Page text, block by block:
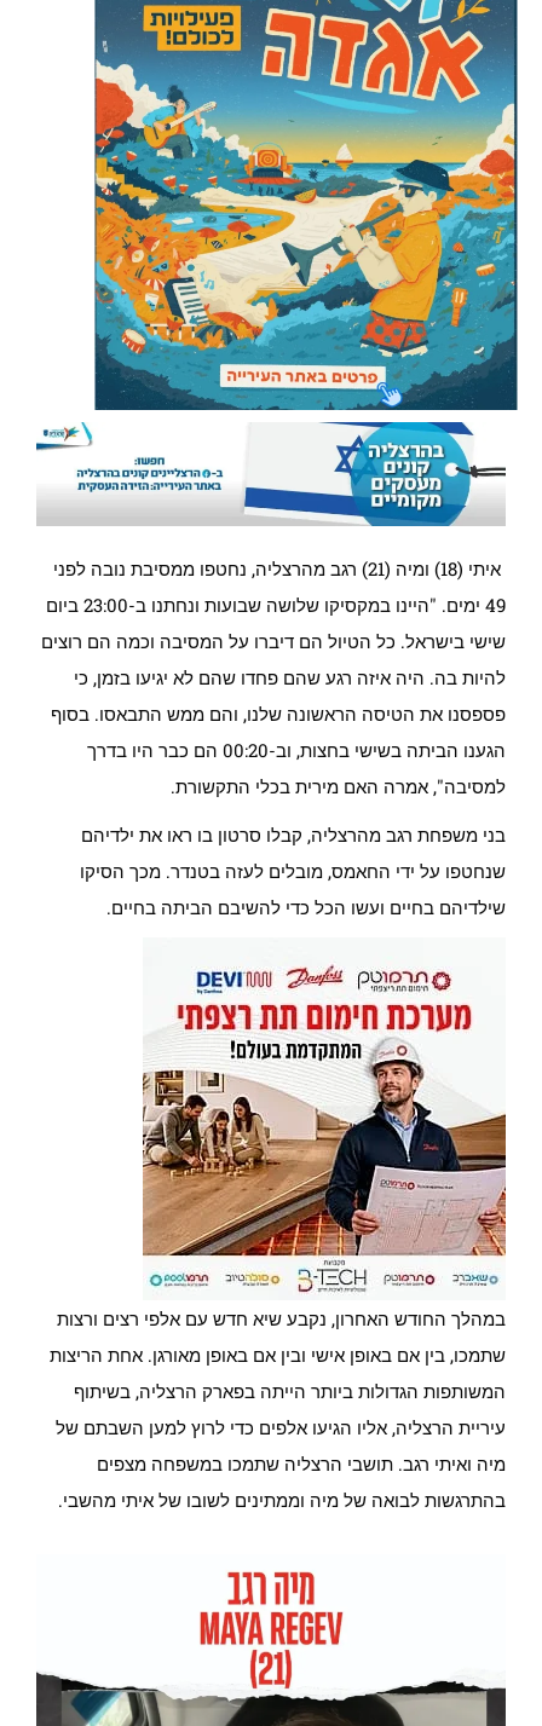
איתי (18) ומיה (21) רגב מהרצליה, נחטפו ממסיבת נובה לפני
49 ימים. "היינו במקסיקו שלושה שבועות ונחתנו ב-23:00 ביום
שישי בישראל. כל הטיול הם דיברו על המסיבה וכמה הם רוצים
להיות בה. היה איזה רגע שהם פחדו שהם לא יגיעו בזמן, כי
פספסנו את הטיסה הראשונה שלנו, והם ממש התבאסו. בסוף
הגענו הביתה בשישי בחצות, וב-00:20 הם כבר היו בדרך
למסיבה", אמרה האם מירית בכלי התקשורת.
בני משפחת רגב מהרצליה, קבלו סרטון בו ראו את ילדיהם
שנחטפו על ידי החאמס, מובלים לעזה בטנדר. מכך הסיקו
שילדיהם בחיים ועשו הכל כדי להשיבם הביתה בחיים.
במהלך החודש האחרון, נקבע שיא חדש עם אלפי רצים ורצות
שתמכו, בין אם באופן אישי ובין אם באופן מאורגן. אחת הריצות
המשותפות הגדולות ביותר הייתה בפארק הרצליה, בשיתוף
עיריית הרצליה, אליו הגיעו אלפים כדי לרוץ למען השבתם של
מיה ואיתי רגב. תושבי הרצליה שתמכו במשפחה מצפים
בהתרגשות לבואה של מיה וממתינים לשובו של איתי מהשבי.